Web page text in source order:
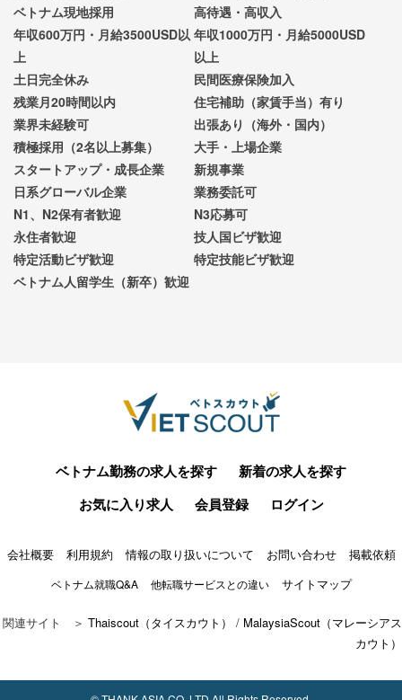
ベトナム現地採用
高待遇・高収入
年収600万円・月給3500USD以
上
年収1000万円・月給5000USD
以上
土日完全休み
民間医療保険加入
残業月20時間以内
住宅補助（家賃手当）有り
業界未経験可
出張あり（海外・国内）
積極採用（2名以上募集）
大手・上場企業
スタートアップ・成長企業
新規事業
日系グローバル企業
業務委託可
N1、N2保有者歓迎
N3応募可
永住者歓迎
技人国ビザ歓迎
特定活動ビザ歓迎
特定技能ビザ歓迎
ベトナム人留学生（新卒）歓迎
ベトナム勤務の求人を探す
新着の求人を探す
お気に入り求人
会員登録 ログイン
会社概要 利用規約 情報の取り扱いについて お問い合わせ 掲載依頼
ベトナム就職Q&A 他転職サービスとの違い サイトマップ
関連サイト ＞ Thaiscout（タイスカウト） / MalaysiaScout（マレーシアス
カウト）